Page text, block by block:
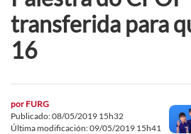
transferida para
16
por FURG
Publicado: 08/05/2019 15h32
Última modificación: 09/05/2019 15h41